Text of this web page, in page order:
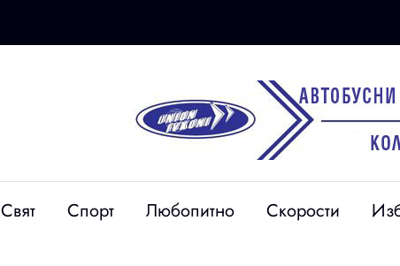
Свят Спорт Любопитно Скорости